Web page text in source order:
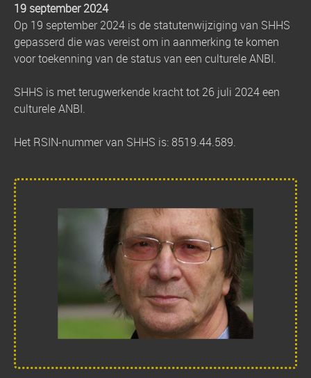
19 september 2024
Op 19 september 2024 is de statutenwijziging van SHHS
gepasserd die was vereist om in aanmerking te komen
voor toekenning van de status van een culturele ANBI.
SHHS is met terugwerkende kracht tot 26 juli 2024 een
culturele ANBI.
Het RSIN-nummer van SHHS is: 8519.44.589.